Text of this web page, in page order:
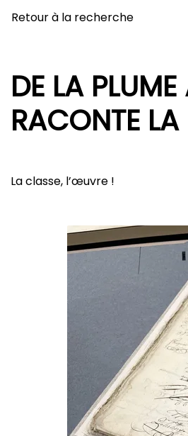
Retour à la recherche
DE LA
RACONTE LA
La classe, l’œuvre !